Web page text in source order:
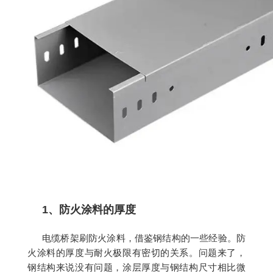
1、防火涂料的厚度
电缆桥架刷防火涂料，借鉴钢结构的一些经验。防
火涂料的厚度与耐火极限有密切的关系。问题来了，
钢结构来说没有问题，涂层厚度与钢结构尺寸相比微